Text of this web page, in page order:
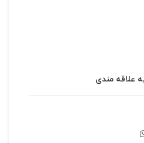
علاقه مندی